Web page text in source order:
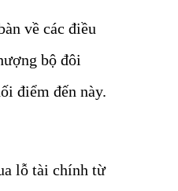
về các điều
bộ đôi
điểm đến này.
lỗ tài chính từ